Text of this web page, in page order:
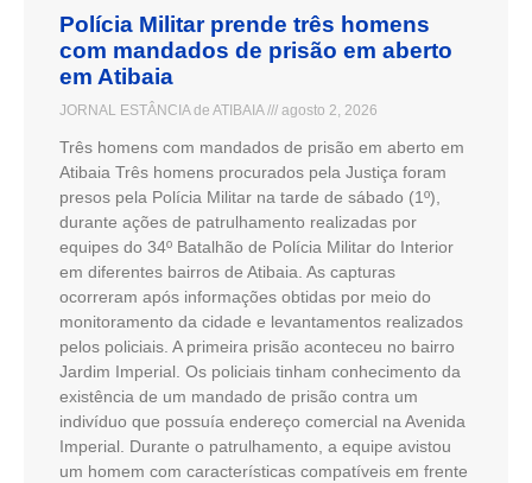
Polícia Militar prende três homens
com mandados de prisão em aberto
em Atibaia
JORNAL ESTÂNCIA de ATIBAIA agosto 2, 2026
Três homens com mandados de prisão em aberto em
Atibaia Três homens procurados pela Justiça foram
presos pela Polícia Militar na tarde de sábado (1º),
durante ações de patrulhamento realizadas por
equipes do 34º Batalhão de Polícia Militar do Interior
em diferentes bairros de Atibaia. As capturas
ocorreram após informações obtidas por meio do
monitoramento da cidade e levantamentos realizados
pelos policiais. A primeira prisão aconteceu no bairro
Jardim Imperial. Os policiais tinham conhecimento da
existência de um mandado de prisão contra um
indivíduo que possuía endereço comercial na Avenida
Imperial. Durante o patrulhamento, a equipe avistou
um homem com características compatíveis em frente